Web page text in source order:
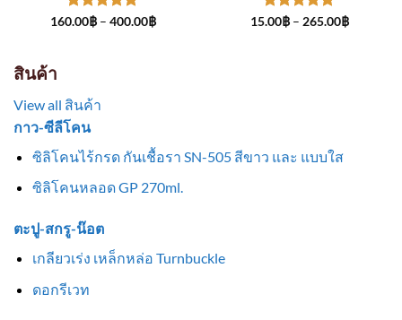
ให้คะแนน
160.00฿ – 400.00฿Price
ให้คะแนน
15.00฿ – 265.00฿Price
สินค้า
View all สินค้า
กาว-ซีลีโคน
ซิลิโคนไร้กรด กันเชื้อรา SN-505 สีขาว และ แบบใส
ซิลิโคนหลอด GP 270ml.
ตะปู-สกรู-น๊อต
เกลียวเร่ง เหล็กหล่อ Turnbuckle
ดอกรีเวท